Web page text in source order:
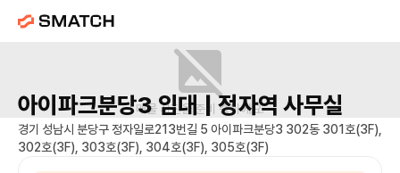
매물 사진을 준비 중이에요.
아이파크분당3임대 | 정자역 사무실
경기 성남시 분당구 정자일로213번길 5 아이파크분당3 302동 301호(3F),
302호(3F), 303호(3F), 304호(3F), 305호(3F)